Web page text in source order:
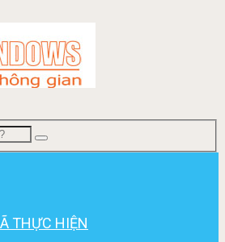
THỰC HIỆN